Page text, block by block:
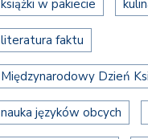
książki w pakiecie
literatura faktu
Międzynarodowy Dzień
nauka języków obcych